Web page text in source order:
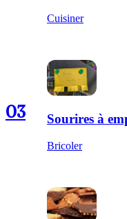
Cuisiner
03 Sourires à
Bricoler